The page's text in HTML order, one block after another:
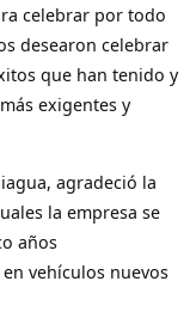
celebrar por todo
desearon celebrar
que han tenido y
exigentes y
agradeció la
la empresa se
años
vehículos nuevos